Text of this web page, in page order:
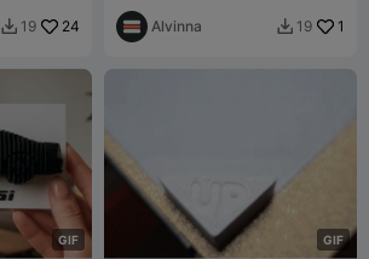
 19 24 Alvinna  19 1
GIF GIF